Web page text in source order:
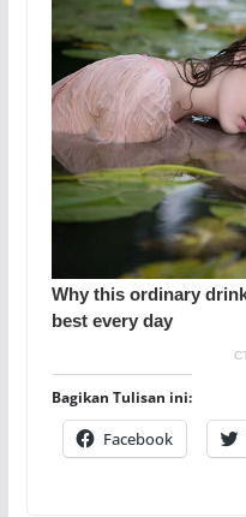
Bagikan Tulisan ini:
Facebook